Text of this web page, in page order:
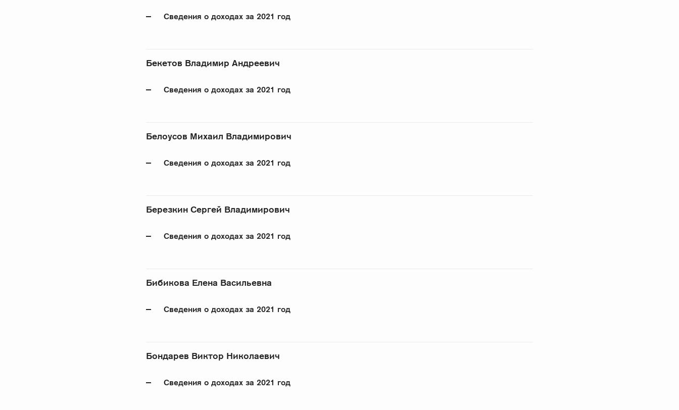
Сведения о доходах за 2021 год
Бекетов Владимир Андреевич
Сведения о доходах за 2021 год
Белоусов Михаил Владимирович
Сведения о доходах за 2021 год
Березкин Сергей Владимирович
Сведения о доходах за 2021 год
Бибикова Елена Васильевна
Сведения о доходах за 2021 год
Бондарев Виктор Николаевич
Сведения о доходах за 2021 год